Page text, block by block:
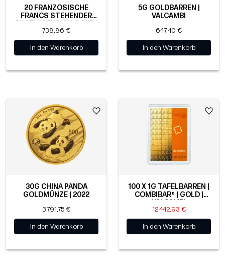
20 FRANZÖSISCHE
FRANCS STEHENDER
ENGEL (GENIUS) | GOLD |
1871-1898
738,86 €
In den Warenkorb
5G GOLDBARREN |
VALCAMBI
647,40 €
In den Warenkorb
30G CHINA PANDA
GOLDMÜNZE | 2022
3.791,75 €
In den Warenkorb
100 X 1G TAFELBARREN |
COMBIBAR® | GOLD |
VALCAMBI
12.442,93 €
In den Warenkorb